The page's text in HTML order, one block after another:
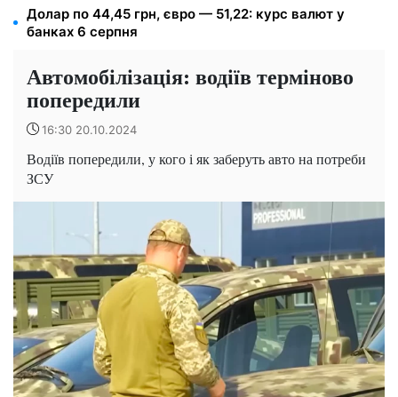
Долар по 44,45 грн, євро — 51,22: курс валют у
банках 6 серпня
Автомобілізація: водіїв терміново
попередили
16:30 20.10.2024
Водіїв попередили, у кого і як заберуть авто на потреби
ЗСУ